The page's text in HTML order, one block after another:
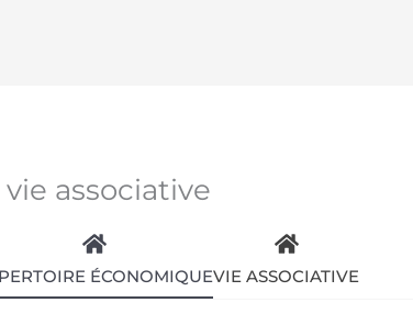
associative
ÉCONOMIQUEVIE ASSOCIATIVE